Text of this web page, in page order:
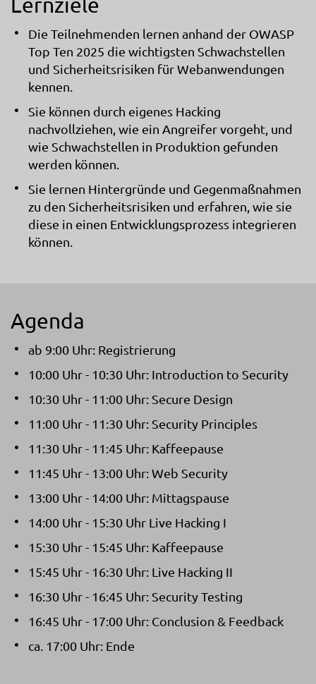
Die Teilnehmenden lernen anhand der OWASP
Top Ten 2025 die wichtigsten Schwachstellen
und Sicherheitsrisiken für Webanwendungen
kennen.
Sie können durch eigenes Hacking
nachvollziehen, wie ein Angreifer vorgeht, und
wie Schwachstellen in Produktion gefunden
werden können.
Sie lernen Hintergründe und Gegenmaßnahmen
zu den Sicherheitsrisiken und erfahren, wie sie
diese in einen Entwicklungsprozess integrieren
können.
Agenda
ab 9:00 Uhr: Registrierung
10:00 Uhr - 10:30 Uhr: Introduction to Security
10:30 Uhr - 11:00 Uhr: Secure Design
11:00 Uhr - 11:30 Uhr: Security Principles
11:30 Uhr - 11:45 Uhr: Kaffeepause
11:45 Uhr - 13:00 Uhr: Web Security
13:00 Uhr - 14:00 Uhr: Mittagspause
14:00 Uhr - 15:30 Uhr Live Hacking I
15:30 Uhr - 15:45 Uhr: Kaffeepause
15:45 Uhr - 16:30 Uhr: Live Hacking II
16:30 Uhr - 16:45 Uhr: Security Testing
16:45 Uhr - 17:00 Uhr: Conclusion & Feedback
ca. 17:00 Uhr: Ende